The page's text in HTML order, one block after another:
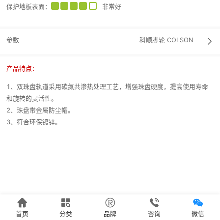
保护地板表面 ： 非常好
参数 科顺脚轮 COLSON 
产品特点：
1、双珠盘轨道采用碳氮共渗热处理工艺，增强珠盘硬度，提高使用寿命
和旋转的灵活性。
2、珠盘带金属防尘帽。
3、符合环保镀锌。

首页

分类

品牌

咨询

微信